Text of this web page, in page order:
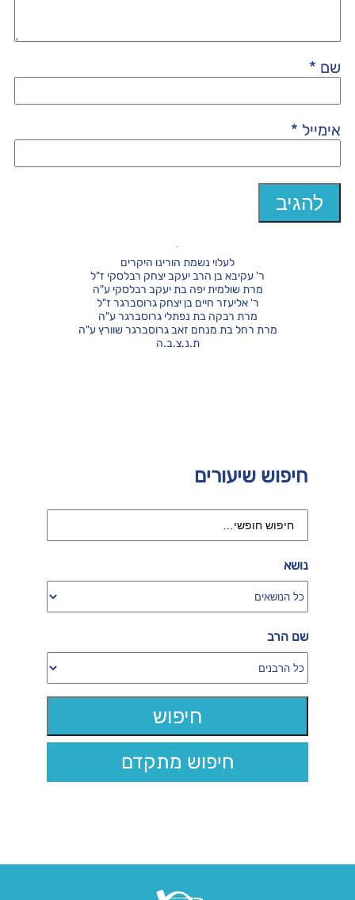
שם *
אימייל *
חיפוש שיעורים
נושא
שם הרב
חיפוש מתקדם
לעלוי נשמת הורינו היקרים
ר' עקיבא בן הרב יעקב יצחק רבלסקי ז"ל
מרת שולמית יפה בת יעקב רבלסקי ע"ה
ר' אליעזר חיים בן יצחק גרוסברגר ז"ל
מרת רבקה בת נפתלי גרוסברגר ע"ה
מרת רחל בת מנחם זאב גרוסברגר שוורץ ע"ה
ת.נ.צ.ב.ה